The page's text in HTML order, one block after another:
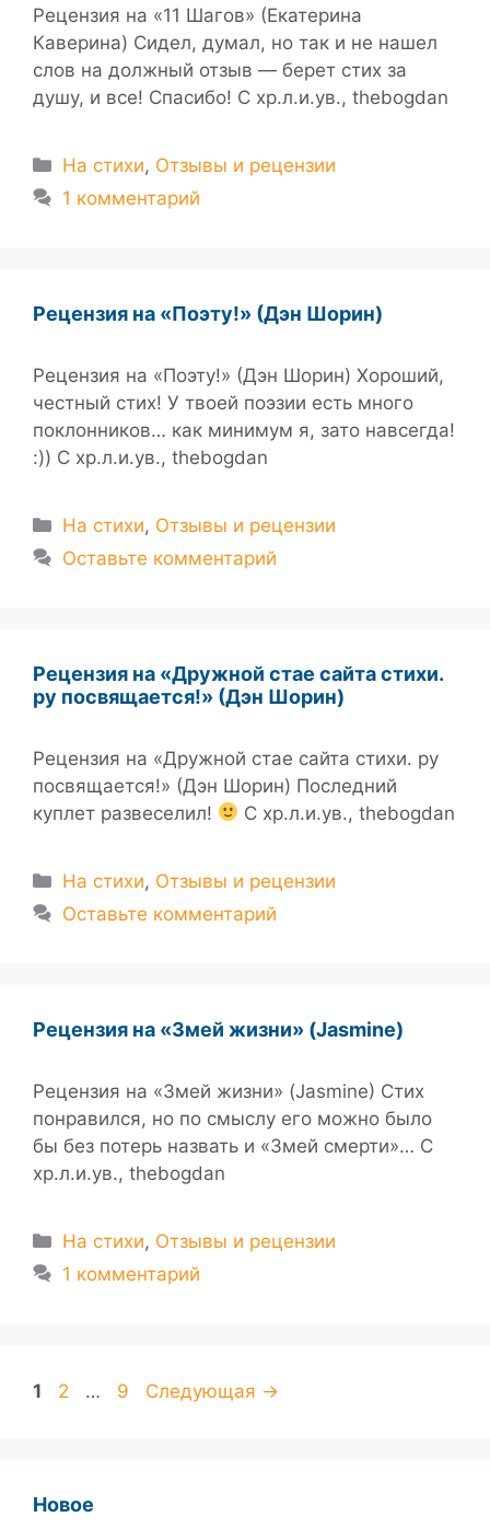
Рецензия на «11 Шагов» (Екатерина
Каверина) Сидел, думал, но так и не нашел
слов на должный отзыв — берет стих за
душу, и все! Спасибо! С хр.л.и.ув., thebogdan
Рубрики
На стихи, Отзывы и рецензии
1 комментарий
Рецензия на «Поэту!» (Дэн Шорин)
Рецензия на «Поэту!» (Дэн Шорин) Хороший,
честный стих! У твоей поэзии есть много
поклонников… как минимум я, зато навсегда!
:)) С хр.л.и.ув., thebogdan
Рубрики
На стихи, Отзывы и рецензии
Оставьте комментарий
Рецензия на «Дружной стае сайта стихи.
ру посвящается!» (Дэн Шорин)
Рецензия на «Дружной стае сайта стихи. ру
посвящается!» (Дэн Шорин) Последний
куплет развеселил!
С хр.л.и.ув., thebogdan
Рубрики
На стихи, Отзывы и рецензии
Оставьте комментарий
Рецензия на «Змей жизни» (Jasmine)
Рецензия на «Змей жизни» (Jasmine) Стих
понравился, но по смыслу его можно было
бы без потерь назвать и «Змей смерти»… С
хр.л.и.ув., thebogdan
Рубрики
На стихи, Отзывы и рецензии
1 комментарий
Страница
1 Страница
2 … Страница
9 Следующая →
Новое